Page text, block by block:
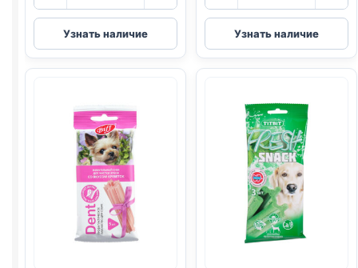
TitBit
DENT
жевательный
ПОРОДЫ,
ПЕЧЕНЬ
ГОВЯЖЬЯ)
40г
Узнать наличие
TitBit
DENT
жевательный
ПОРОДЫ,
ТВОРОГ)
30г
Узнать наличие